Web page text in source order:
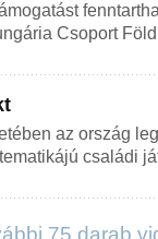
Csoport
az ország
családi
75 darab